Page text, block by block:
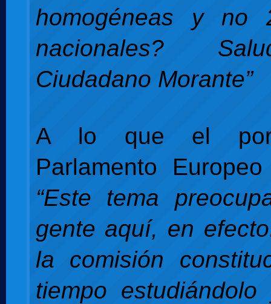
homogéneas y no
nacionales?
Ciudadano Morante”
A lo que el
Parlamento
“Este tema
gente aquí, en
la comisión
tiempo